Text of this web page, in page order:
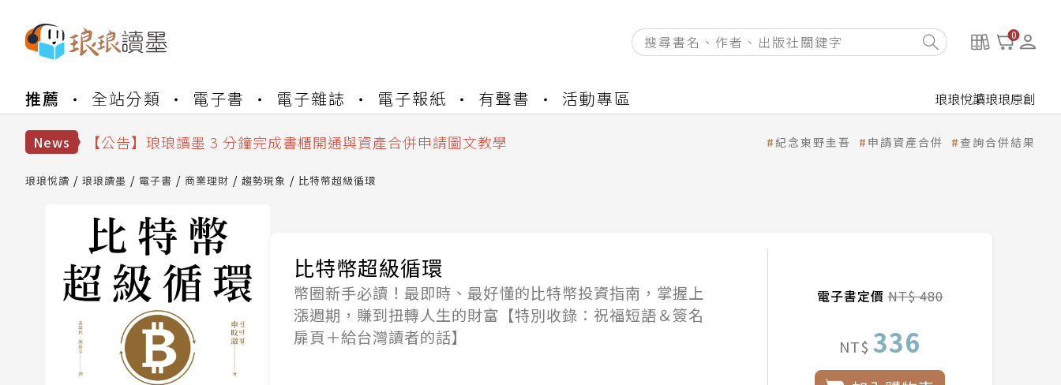
0
推薦 全站分類 電子書 電子雜誌 電子報紙 有聲書 活動專區 琅琅悅讀琅琅原創
News
【公告】琅琅讀墨數位閱讀資產合併與書櫃開通申請
【公告】琅琅讀墨 3 分鐘完成書櫃開通與資產合併申請圖文教學
【公告】琅琅讀墨數位閱讀資產合併與書櫃開通申請
紀念東野圭吾 申請資產合併 查詢合併結果
琅琅悅讀 琅琅讀墨 電子書 商業理財 趨勢現象 比特幣超級循環
比特幣超級循環
幣圈新手必讀！最即時、最好懂的比特幣投資指南，掌握上
漲週期，賺到扭轉人生的財富【特別收錄：祝福短語＆簽名
扉頁＋給台灣讀者的話】
電子書定價NT$ 480
NT$ 336